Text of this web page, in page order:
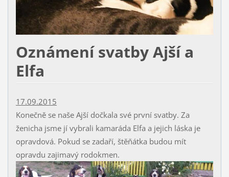
Oznámení svatby Ajší a
Elfa
17.09.2015
Konečně se naše Ajší dočkala své první svatby. Za
ženicha jsme jí vybrali kamaráda Elfa a jejich láska je
opravdová. Pokud se zadaří, štěňátka budou mít
opravdu zajimavý rodokmen.